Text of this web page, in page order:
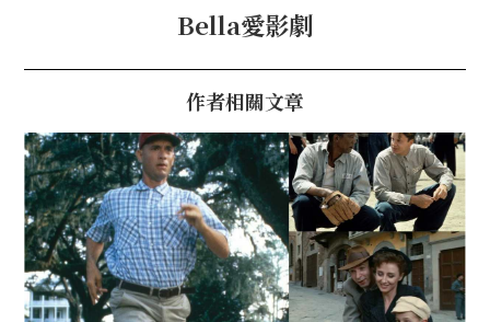
Bella愛影劇
作者相關文章